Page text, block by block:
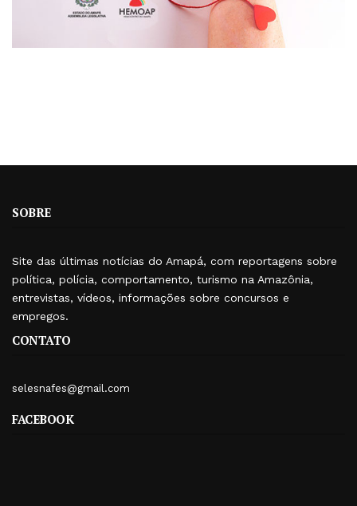
SOBRE
Site das últimas notícias do Amapá, com reportagens sobre
política, polícia, comportamento, turismo na Amazônia,
entrevistas, vídeos, informações sobre concursos e
empregos.
CONTATO
selesnafes@gmail.com
FACEBOOK